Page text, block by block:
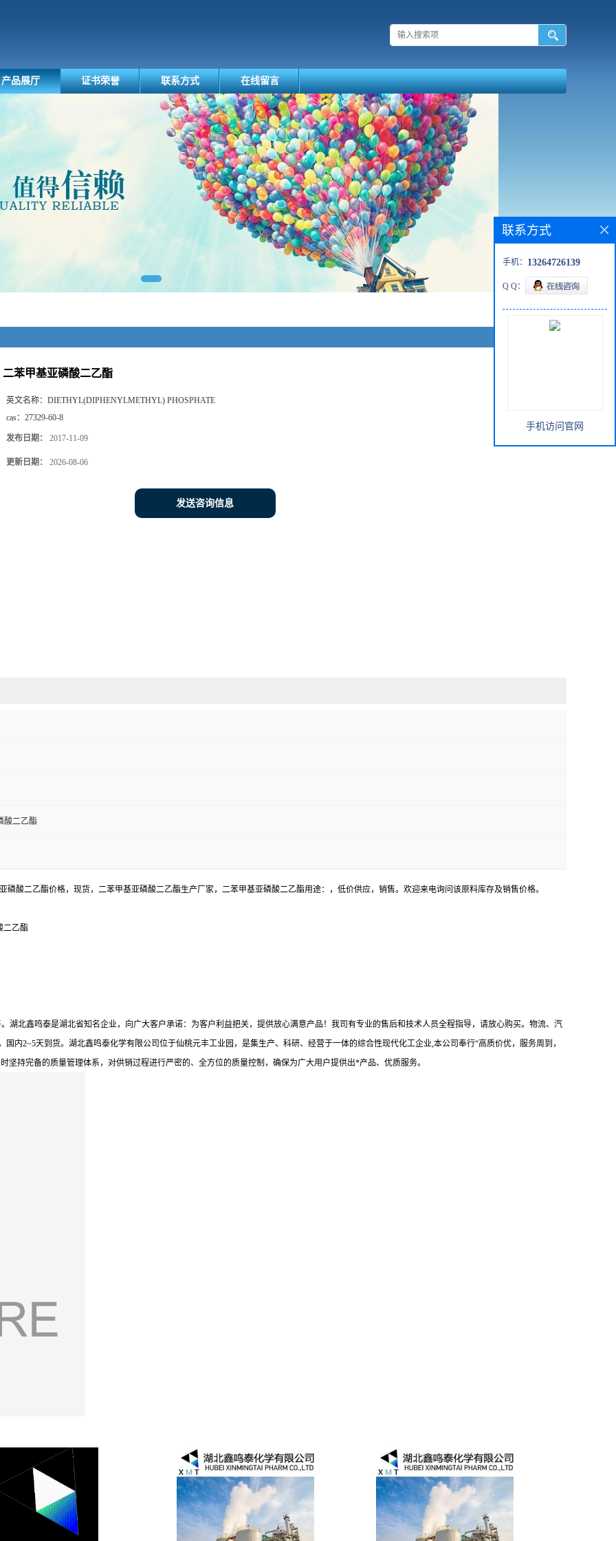
产品展厅 证书荣誉 联系方式 在线留言
二苯甲基亚磷酸二乙酯
英文名称： DIETHYL(DIPHENYLMETHYL) PHOSPHATE
cas： 27329-60-8
发布日期： 2017-11-09
更新日期： 2026-08-06
发送咨询信息
酸二乙酯
酸二乙酯价格，现货，二苯甲基亚磷酸二乙酯生产厂家，二苯甲基亚磷酸二乙酯用途：，低价供应，销售。欢迎来电询问该原料库存及销售价格。
二乙酯
湖北鑫鸣泰是湖北省知名企业，向广大客户承诺：为客户利益把关，提供放心满意产品！我司有专业的售后和技术人员全程指导，请放心购买。物流、汽
内2~5天到货。湖北鑫鸣泰化学有限公司位于仙桃元丰工业园，是集生产、科研、经营于一体的综合性现代化工企业,本公司奉行“高质价优，服务周到，
坚持完备的质量管理体系，对供销过程进行严密的、全方位的质量控制，确保为广大用户提供出*产品、优质服务。
联系方式
手机： 13264726139
Q Q：
手机访问官网